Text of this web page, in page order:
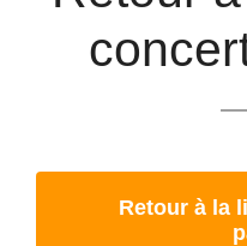
Retour à la